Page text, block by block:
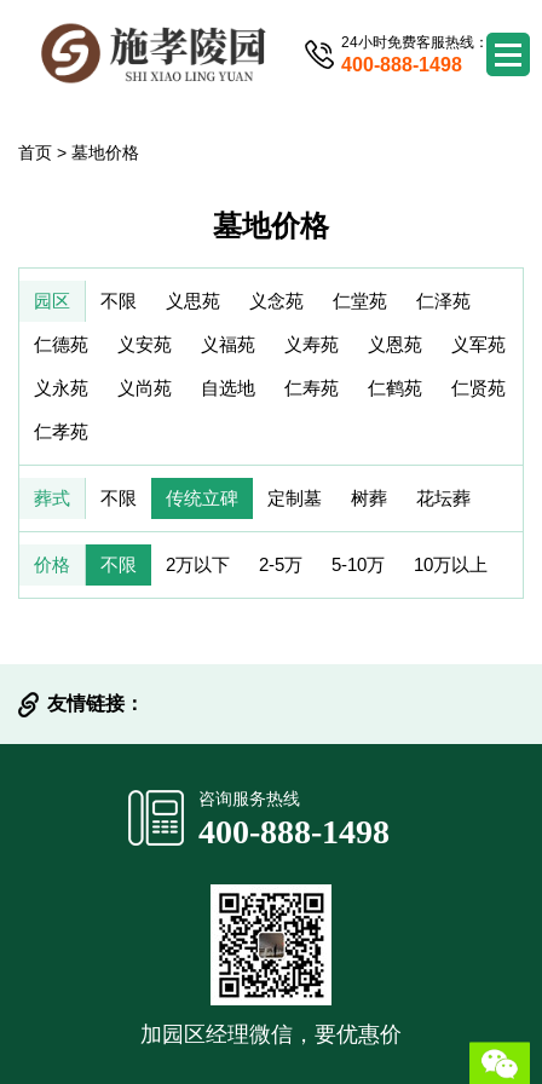
24小时免费客服热线：
400-888-1498
首页 > 墓地价格
墓地价格
园区 不限 义思苑 义念苑 仁堂苑 仁泽苑
仁德苑 义安苑 义福苑 义寿苑 义恩苑 义军苑
义永苑 义尚苑 自选地 仁寿苑 仁鹤苑 仁贤苑
仁孝苑
葬式 不限 传统立碑 定制墓 树葬 花坛葬
价格 不限 2万以下 2-5万 5-10万 10万以上
友情链接：
咨询服务热线
400-888-1498
加园区经理微信，要优惠价